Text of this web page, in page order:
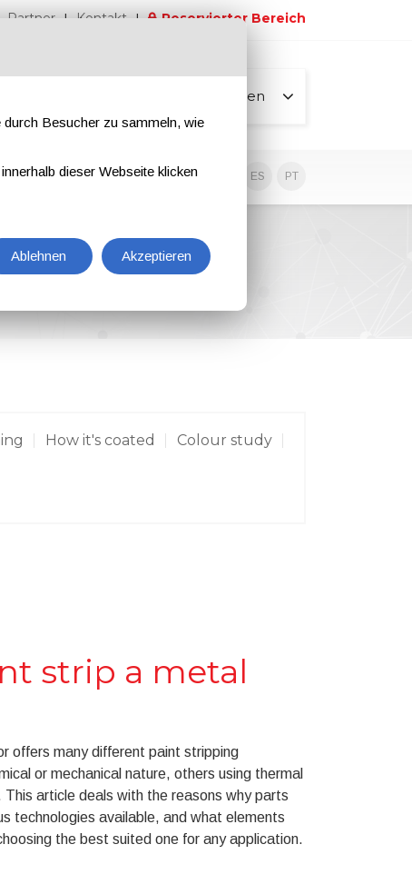
Partner Kontakt Reservierter Bereich
Alle Seiten
EN IT ES PT
How it's coated Colour study
strip a metal
offers many different paint stripping
or mechanical nature, others using thermal
article deals with the reasons why parts
technologies available, and what elements
the best suited one for any application.
Besucher zu sammeln, wie
dieser Webseite klicken
Ablehnen Akzeptieren